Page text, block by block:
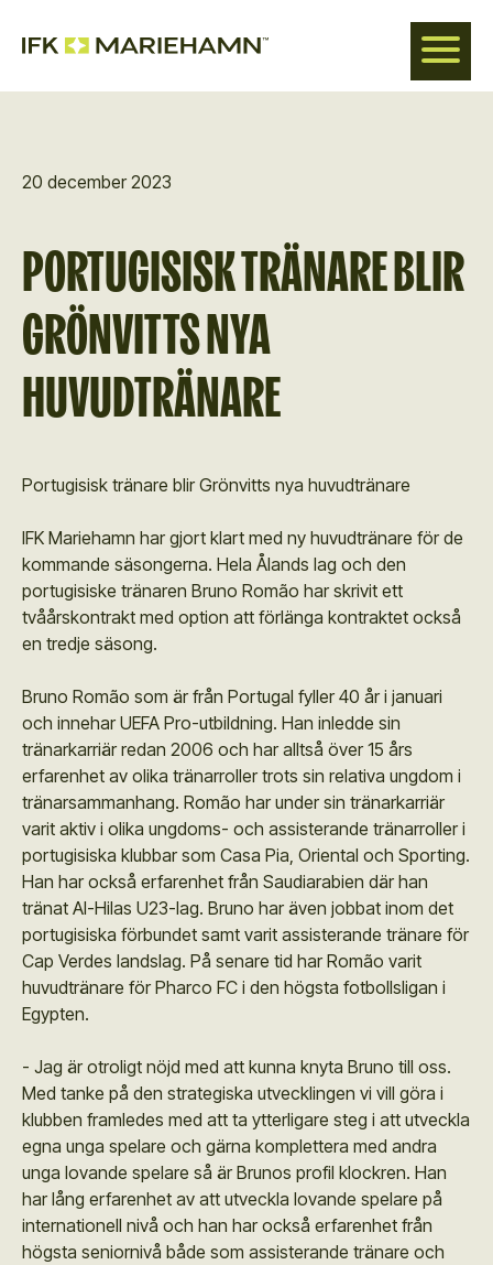
20 december 2023
PORTUGISISK TRÄNARE BLIR
GRÖNVITTS NYA
HUVUDTRÄNARE
Portugisisk tränare blir Grönvitts nya huvudtränare
IFK Mariehamn har gjort klart med ny huvudtränare för de
kommande säsongerna. Hela Ålands lag och den
portugisiske tränaren Bruno Romão har skrivit ett
tvåårskontrakt med option att förlänga kontraktet också
en tredje säsong.
Bruno Romão som är från Portugal fyller 40 år i januari
och innehar UEFA Pro-utbildning. Han inledde sin
tränarkarriär redan 2006 och har alltså över 15 års
erfarenhet av olika tränarroller trots sin relativa ungdom i
tränarsammanhang. Romão har under sin tränarkarriär
varit aktiv i olika ungdoms- och assisterande tränarroller i
portugisiska klubbar som Casa Pia, Oriental och Sporting.
Han har också erfarenhet från Saudiarabien där han
tränat Al-Hilas U23-lag. Bruno har även jobbat inom det
portugisiska förbundet samt varit assisterande tränare för
Cap Verdes landslag. På senare tid har Romão varit
huvudtränare för Pharco FC i den högsta fotbollsligan i
Egypten.
- Jag är otroligt nöjd med att kunna knyta Bruno till oss.
Med tanke på den strategiska utvecklingen vi vill göra i
klubben framledes med att ta ytterligare steg i att utveckla
egna unga spelare och gärna komplettera med andra
unga lovande spelare så är Brunos profil klockren. Han
har lång erfarenhet av att utveckla lovande spelare på
internationell nivå och han har också erfarenhet från
högsta seniornivå både som assisterande tränare och